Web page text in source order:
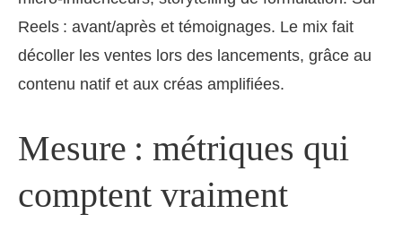
Reels : avant/après et témoignages. Le mix fait
décoller les ventes lors des lancements, grâce au
contenu natif et aux créas amplifiées.
Mesure : métriques qui
comptent vraiment